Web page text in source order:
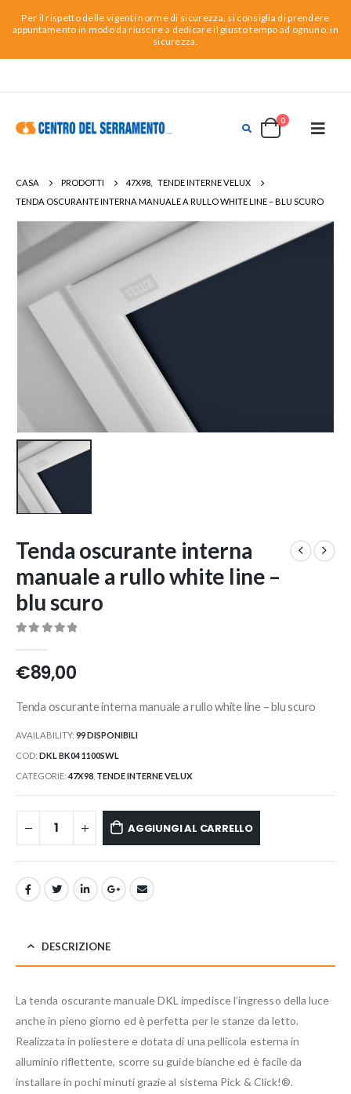
Per il rispetto delle vigenti norme di sicurezza, si consiglia di prendere
appuntamento in modo da riuscire a dedicare il giusto tempo ad ognuno, in
sicurezza.
0
CASA PRODOTTI 47X98
TENDE INTERNE VELUX
TENDA OSCURANTE INTERNA MANUALE A RULLO WHITE LINE – BLU SCURO
Tenda oscurante interna
manuale a rullo white line –
blu scuro
€89,00
Tenda oscurante interna manuale a rullo white line – blu scuro
AVAILABILITY: 99 DISPONIBILI
COD: DKL BK04 1100SWL
CATEGORIE:47X98 TENDE INTERNE VELUX
AGGIUNGI AL CARRELLO
DESCRIZIONE
La tenda oscurante manuale DKL impedisce l’ingresso della luce
anche in pieno giorno ed è perfetta per le stanze da letto.
Realizzata in poliestere e dotata di una pellicola esterna in
alluminio riflettente, scorre su guide bianche ed è facile da
installare in pochi minuti grazie al sistema Pick & Click!®.